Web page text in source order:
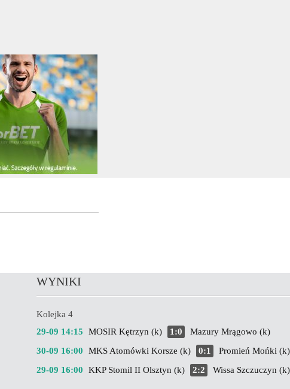
WYNIKI
Kolejka 4
29-09 14:15
MOSIR Kętrzyn (k) 1:0
Mazury Mrągowo (k)
30-09 16:00
MKS Atomówki Korsze (k) 0:1
Promień Mońki (k)
29-09 16:00
KKP Stomil II Olsztyn (k) 2:2 Wissa Szczuczyn (k)